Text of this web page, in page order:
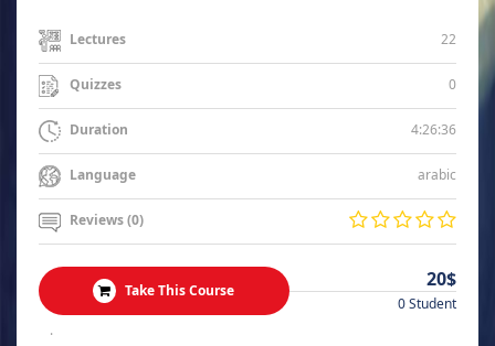
Lectures 22
Quizzes 0
Duration 4:26:36
Language arabic
Reviews (0)
Take This Course 20$
0 Student
.